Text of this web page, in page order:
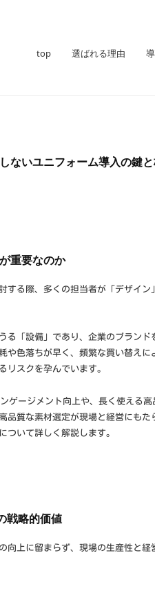
top 選ばれる理由
ないユニフォーム導入の鍵
重要なのか
する際、多くの担当者が「デザイン
「設備」であり、企業のブランド
や色落ちが早く、頻繁な買い替えに
リスクを孕んでいます。
ゲージメント向上や、長く使える高
質な素材選定が現場と経営にもた
ついて詳しく解説します。
戦略的価値
向上に留まらず、現場の生産性と経